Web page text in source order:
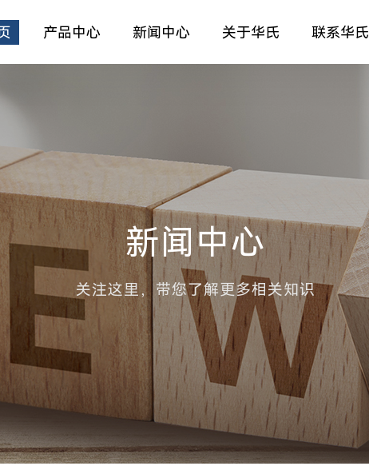
产品中心 新闻中心 关于华氏 联系华氏
新闻中心
关注这里，带您了解更多相关知识